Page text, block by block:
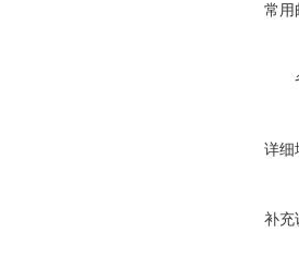
常用
详细
补充